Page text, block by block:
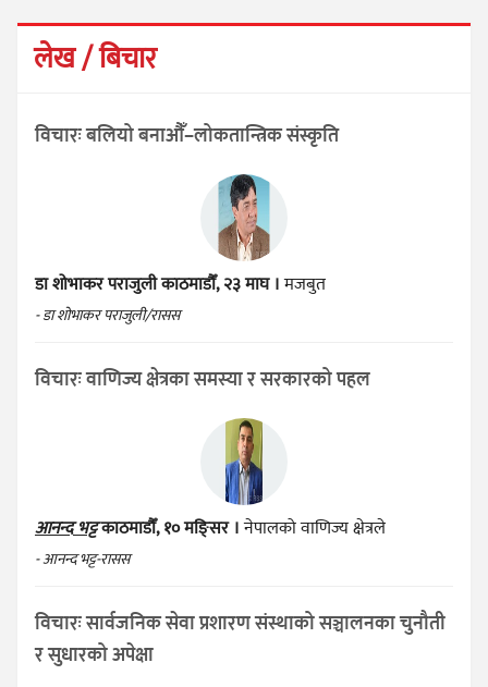
लेख / बिचार
विचारः बलियो बनाऔँ–लोकतान्त्रिक संस्कृति
डा शोभाकर पराजुलीकाठमाडौँ, २३ माघ ।मजबुत
- डा शोभाकर पराजुली/रासस
विचारः वाणिज्य क्षेत्रका समस्या र सरकारको पहल
आनन्द भट्टकाठमाडौँ, १० मङ्सिर ।नेपालको वाणिज्य क्षेत्रले
- आनन्द भट्ट-रासस
विचारः सार्वजनिक सेवा प्रशारण संस्थाको सञ्चालनका चुनौती
र सुधारको अपेक्षा